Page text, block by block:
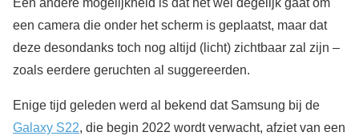
Een andere mogelijkheid is dat het wel degelijk gaat om
een camera die onder het scherm is geplaatst, maar dat
deze desondanks toch nog altijd (licht) zichtbaar zal zijn –
zoals eerdere geruchten al suggereerden.
Enige tijd geleden werd al bekend dat Samsung bij de
Galaxy S22, die begin 2022 wordt verwacht, afziet van een